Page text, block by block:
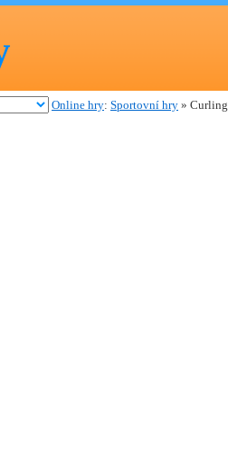
Online hry: Sportovní hry » Curling